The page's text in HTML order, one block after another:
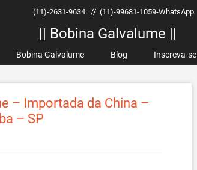
(11)-2631-9634 // (11)-99681-1059-WhatsApp
|| Bobina Galvalume ||
Bobina Galvalume Blog Inscreva-se
– Importada da China –
– SP